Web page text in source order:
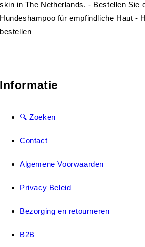
Informatie
🔍 Zoeken
Contact
Algemene Voorwaarden
Privacy Beleid
Bezorging en retourneren
B2B